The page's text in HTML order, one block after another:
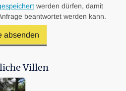
werden dürfen, damit
beantwortet werden kann.
Villen